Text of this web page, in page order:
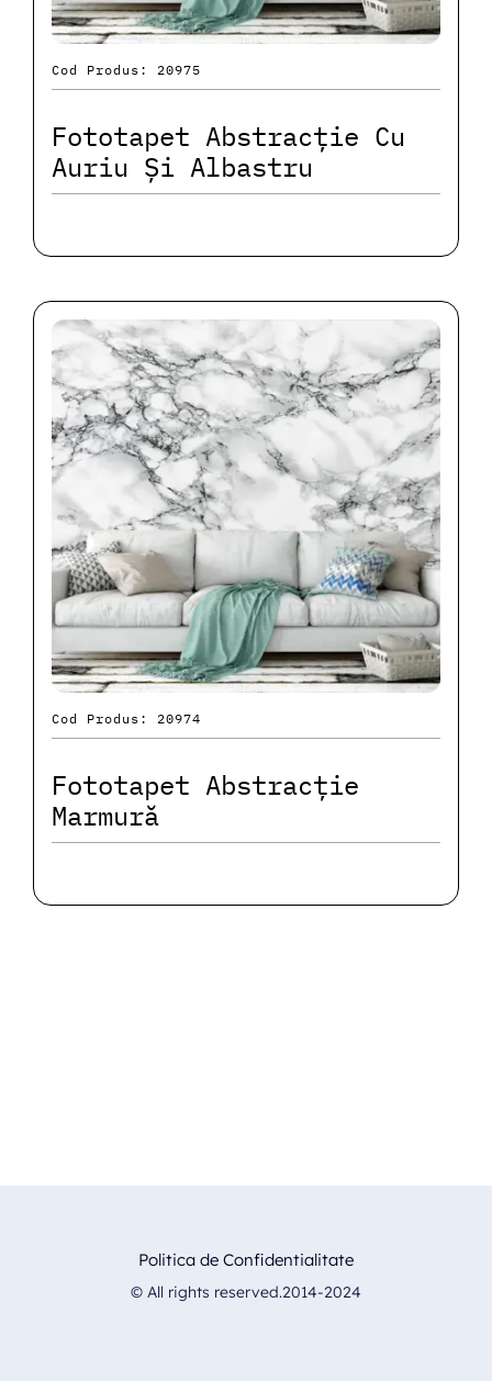
Cod Produs: 20975
Fototapet Abstracție Cu
Auriu Și Albastru
Cod Produs: 20974
Fototapet Abstracție
Marmură
Politica de Confidentialitate
© All rights reserved.2014-2024